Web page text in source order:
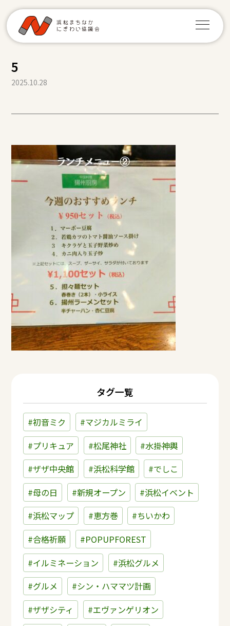
5
2025.10.28
タグ一覧
#初音ミク
#マジカルミライ
#プリキュア
#松尾神社
#水掛神輿
#ザザ中央館
#浜松科学館
#でしこ
#母の日
#新規オープン
#浜松イベント
#浜松マップ
#恵方巻
#ちいかわ
#合格祈願
#POPUPFOREST
#イルミネーション
#浜松グルメ
#グルメ
#シン・ハママツ計画
#ザザシティ
#エヴァンゲリオン